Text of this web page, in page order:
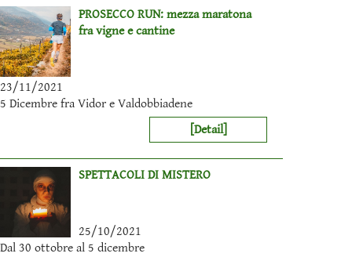
PROSECCO RUN: mezza maratona
fra vigne e cantine
23/11/2021
5 Dicembre fra Vidor e Valdobbiadene
[Detail]
SPETTACOLI DI MISTERO
25/10/2021
Dal 30 ottobre al 5 dicembre